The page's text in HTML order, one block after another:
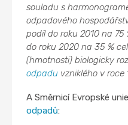
souladu s
odpadového
podíl do roku 2010 na 75
do roku 2020 na 35 %
(hmotnosti) biologicky
odpadu vzniklého v roce
A Směrnicí Evropské
odpadů: